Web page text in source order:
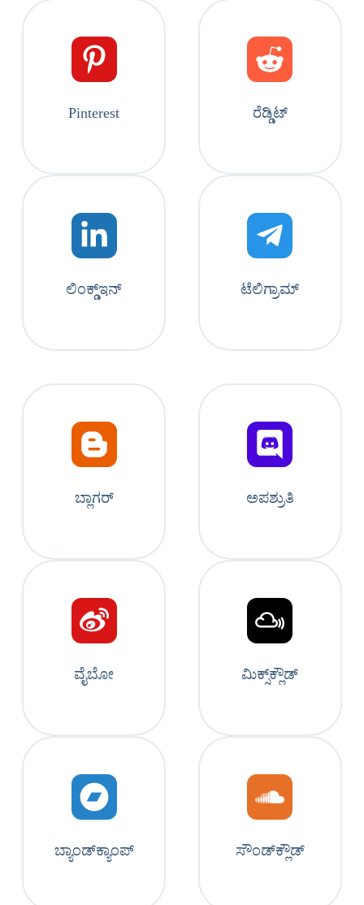
Pinterest ರೆಡ್ಡಿಟ್
ಲಿಂಕ್ಡ್‌ಇನ್ ಟೆಲಿಗ್ರಾಮ್
ಬ್ಲಾಗರ್ ಅಪಶ್ರುತಿ
ವೈಬೋ ಮಿಕ್ಸ್‌ಕ್ಲೌಡ್
ಬ್ಯಾಂಡ್‌ಕ್ಯಾಂಪ್ ಸೌಂಡ್‌ಕ್ಲೌಡ್